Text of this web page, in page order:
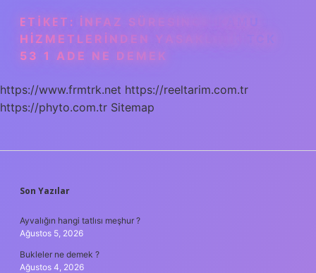
ETIKET: İNFAZ SÜRESINCE KAMU
HIZMETLERINDEN YASAKLILIK TCK
53 1 ADE NE DEMEK
https://www.frmtrk.net https://reeltarim.com.tr
https://phyto.com.tr Sitemap
SIDEBAR
Son Yazılar
Ayvalığın hangi tatlısı meşhur ?
Ağustos 5, 2026
Bukleler ne demek ?
Ağustos 4, 2026